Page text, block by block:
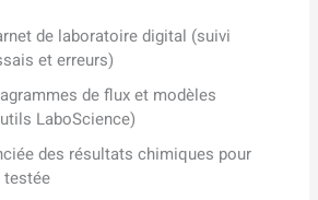
de laboratoire digital (suivi
et erreurs)
de flux et modèles
LaboScience)
des résultats chimiques pour
testée